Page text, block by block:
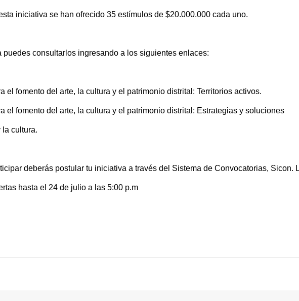
iniciativa se han ofrecido 35 estímulos de $20.000.000 cada uno.
puedes consultarlos ingresando a los siguientes enlaces:
el fomento del arte, la cultura y el patrimonio distrital: Territorios activos.
el fomento del arte, la cultura y el patrimonio distrital: Estrategias y soluciones
la cultura.
deberás postular tu iniciativa a través del Sistema de Convocatorias, Sicon.
hasta el 24 de julio a las 5:00 p.m